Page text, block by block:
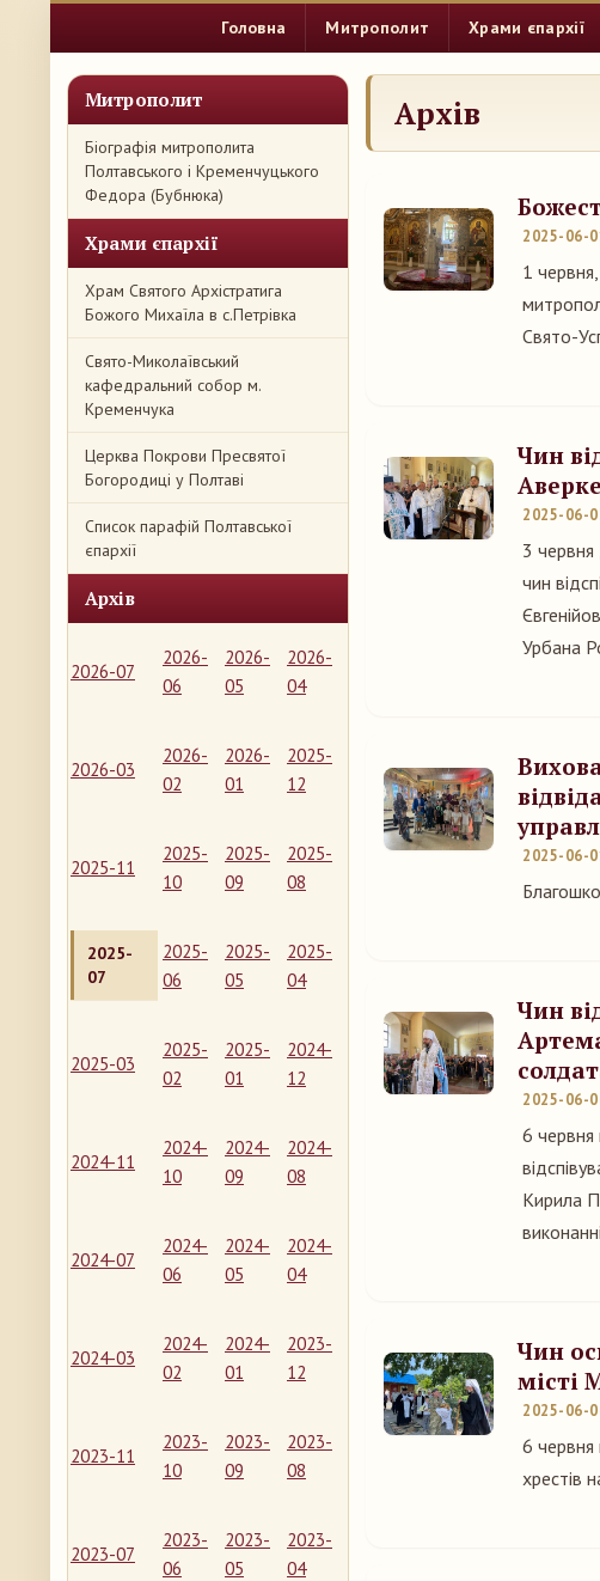
Головна Митрополит Храми єпархії
Митрополит
Біографія митрополита
Полтавського і Кременчуцького
Федора (Бубнюка)
Храми єпархії
Храм Святого Архістратига
Божого Михаїла в с.Петрівка
Свято-Миколаївський
кафедральний собор м.
Кременчука
Церква Покрови Пресвятої
Богородиці у Полтаві
Список парафій Полтавської
єпархії
Архів
2026-07
2026-
06
2026-
05
2026-
04
2026-03
2026-
02
2026-
01
2025-
12
2025-11
2025-
10
2025-
09
2025-
08
2025-
07
2025-
06
2025-
05
2025-
04
2025-03
2025-
02
2025-
01
2024-
12
2024-11
2024-
10
2024-
09
2024-
08
2024-07
2024-
06
2024-
05
2024-
04
2024-03
2024-
02
2024-
01
2023-
12
2023-11
2023-
10
2023-
09
2023-
08
2023-07
2023-
06
2023-
05
2023-
04
Архів
2025-06-
1
Свято-
Чин
2025-06-
3 червня
чин
Урбана
2025-06-
Чин
2025-06-
6
Кирила
Чин
місті
2025-06-
6 червня
хрестів